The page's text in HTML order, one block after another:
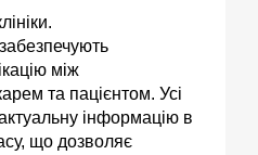
між
та пацієнтом. Усі
інформацію в
що дозволяє